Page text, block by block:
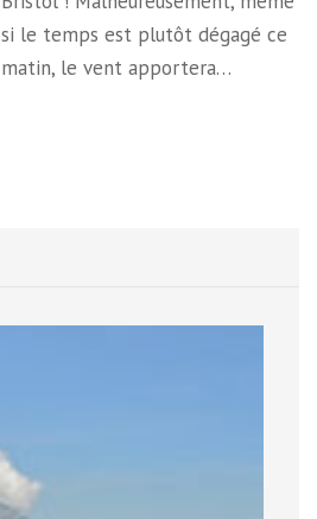
si le temps est plutôt dégagé ce
matin, le vent apportera…